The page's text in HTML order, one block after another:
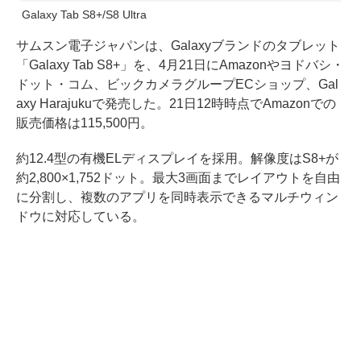
Galaxy Tab S8+/S8 Ultra
サムスン電子ジャパンは、Galaxyブランドのタブレット
「Galaxy Tab S8+」を、4月21日にAmazonやヨドバシ・
ドット・コム、ビックカメラグループECショップ、Gal
axy Harajukuで発売した。21日12時時点でAmazonでの
販売価格は115,500円。
約12.4型の有機ELディスプレイを採用。解像度はS8+が
約2,800×1,752ドット。最大3画面までレイアウトを自由
に分割し、複数のアプリを同時表示できるマルチウィン
ドウに対応している。